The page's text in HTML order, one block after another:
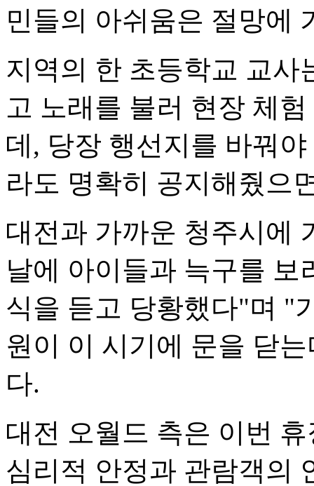
민들의 아쉬움은 절망에
지역의 한 초등학교 교
고 노래를 불러 현장 체
데, 당장 행선지를 바꿔
라도 명확히 공지해줬으
대전과 가까운 청주시에
날에 아이들과 늑구를
식을 듣고 당황했다"며 "
원이 이 시기에 문을 닫
다.
대전 오월드 측은 이번
심리적 안정과 관람객의